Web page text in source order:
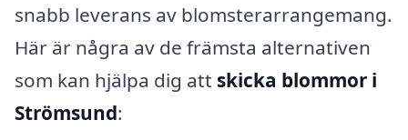
snabb leverans av blomsterarrangemang.
Här är några av de främsta alternativen
som kan hjälpa dig att skicka blommor i
Strömsund: